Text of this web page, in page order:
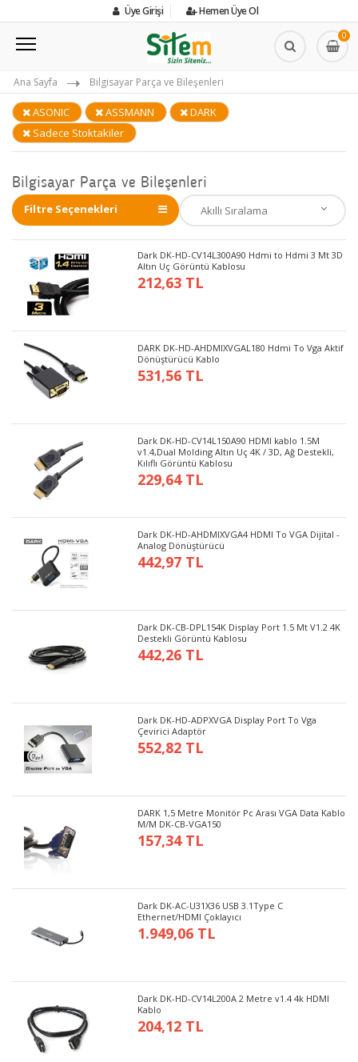
Üye Girişi Hemen Üye Ol
0
Ana Sayfa Bilgisayar Parça ve Bileşenleri
ASONIC ASSMANN
DARK
Sadece Stoktakiler
Bilgisayar Parça ve Bileşenleri
Filtre Seçenekleri
Dark DK-HD-CV14L300A90 Hdmi to Hdmi 3 Mt 3D
Altın Uç Görüntü Kablosu
212,63 TL
DARK DK-HD-AHDMIXVGAL180 Hdmi To Vga Aktif
Dönüştürücü Kablo
531,56 TL
Dark DK-HD-CV14L150A90 HDMI kablo 1.5M
v1.4,Dual Molding Altın Uç 4K / 3D, Ağ Destekli,
Kılıflı Görüntü Kablosu
229,64 TL
Dark DK-HD-AHDMIXVGA4 HDMI To VGA Dijital -
Analog Dönüştürücü
442,97 TL
Dark DK-CB-DPL154K Display Port 1.5 Mt V1.2 4K
Destekli Görüntü Kablosu
442,26 TL
Dark DK-HD-ADPXVGA Display Port To Vga
Çevirici Adaptör
552,82 TL
DARK 1,5 Metre Monitör Pc Arası VGA Data Kablo
M/M DK-CB-VGA150
157,34 TL
Dark DK-AC-U31X36 USB 3.1Type C
Ethernet/HDMI Çoklayıcı
1.949,06 TL
Dark DK-HD-CV14L200A 2 Metre v1.4 4k HDMI
Kablo
204,12 TL